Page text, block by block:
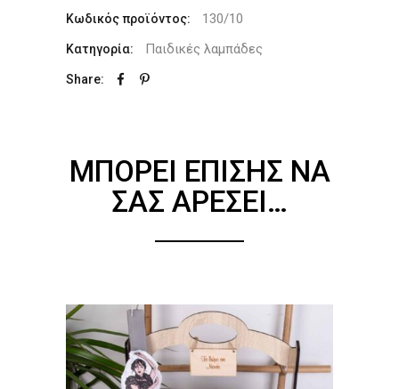
Κωδικός προϊόντος: 130/10
Κατηγορία: Παιδικές λαμπάδες
Share:
ΜΠΟΡΕΊ ΕΠΊΣΗΣ ΝΑ
ΣΑΣ ΑΡΈΣΕΙ…